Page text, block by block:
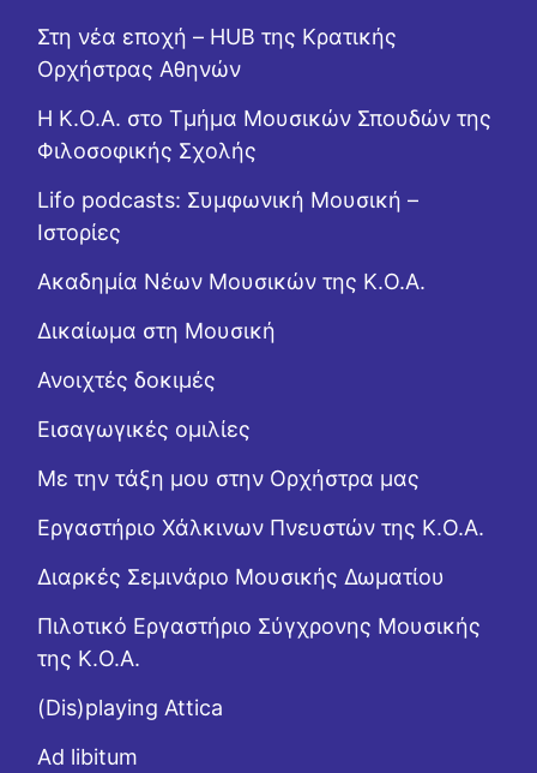
Στη νέα εποχή – HUB της Κρατικής
Ορχήστρας Αθηνών
Η Κ.Ο.Α. στο Τμήμα Μουσικών Σπουδών της
Φιλοσοφικής Σχολής
Lifo podcasts: Συμφωνική Μουσική –
Ιστορίες
Ακαδημία Νέων Μουσικών της Κ.Ο.Α.
Δικαίωμα στη Μουσική
Ανοιχτές δοκιμές
Εισαγωγικές ομιλίες
Με την τάξη μου στην Ορχήστρα μας
Εργαστήριo Χάλκινων Πνευστών της Κ.Ο.Α.
Διαρκές Σεμινάριο Μουσικής Δωματίου
Πιλοτικό Εργαστήριο Σύγχρονης Μουσικής
της Κ.Ο.Α.
(Dis)playing Attica
Ad libitum